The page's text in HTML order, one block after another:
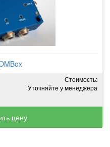
Стоимость:
Уточняйте у менеджера
цену